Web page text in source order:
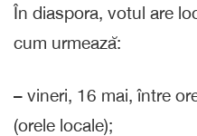
În diaspora, votul are
cum urmează:
– vineri, 16 mai, între
(orele locale);